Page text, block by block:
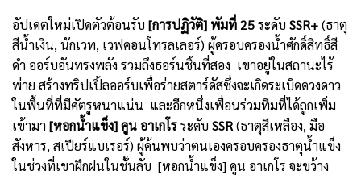
อัปเดตใหม่เปิดตัวต้อนรับ [การปฏิวัติ]พัมที่25ระดับ SSR+(ธาตุ
สีน้ำเงิน, นักเวท, เวฟคอนโทรลเลอร์) ผู้ครอบครองน้ำศักดิ์สิทธิ์สี
ดำ ออร์บอันทรงพลัง รวมถึงธอร์นชิ้นที่สอง เขาอยู่ในสถานะไร้
พ่าย สร้างทริปเปิ้ลออร์บเพื่อร่ายสตาร์ดัสซึ่งจะเกิดระเบิดดวงดาว
ในพื้นที่ที่มีศัตรูหนาแน่น และอีกหนึ่งเพื่อนร่วมทีมที่ได้ถูกเพิ่ม
เข้ามา [หอกน้ำแข็ง]คูน อาเกโรระดับ SSR(ธาตุสีเหลือง, มือ
สังหาร, สเปียร์แบเรอร์) ผู้ค้นพบว่าตนเองครอบครองธาตุน้ำแข็ง
ในช่วงที่เขาฝึกฝนในชั้นลับ [หอกน้ำแข็ง] คูน อาเกโร จะขว้าง